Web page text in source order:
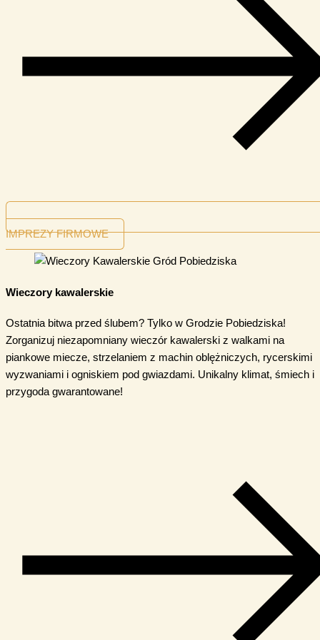
IMPREZY FIRMOWE
Wieczory kawalerskie
Ostatnia bitwa przed ślubem? Tylko w Grodzie Pobiedziska!
Zorganizuj niezapomniany wieczór kawalerski z walkami na
piankowe miecze, strzelaniem z machin oblężniczych, rycerskimi
wyzwaniami i ogniskiem pod gwiazdami. Unikalny klimat, śmiech i
przygoda gwarantowane!